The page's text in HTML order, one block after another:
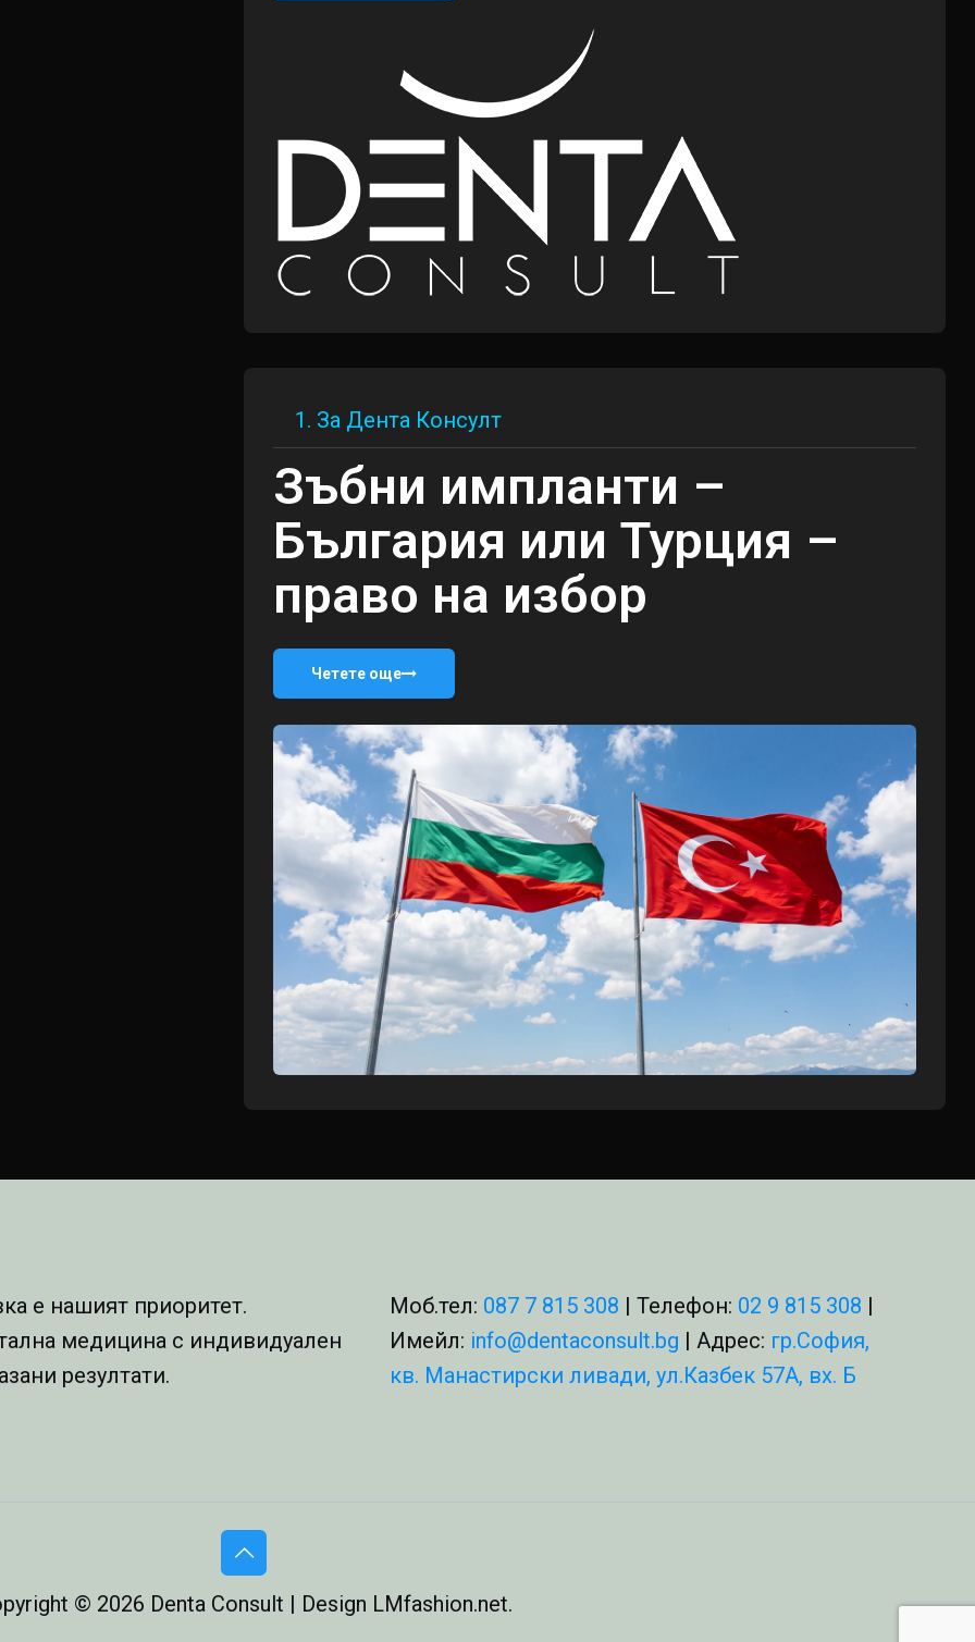
1. За Дента Консулт
Зъбни импланти –
България или Турция –
право на избор
Четете още
е нашият приоритет.
медицина с индивидуален
резултати.
Моб.тел: 087 7 815 308 | Телефон: 02 9 815 308 |
Имейл: info@dentaconsult.bg | Адрес: гр.София,
кв. Манастирски ливади, ул.Казбек 57А, вх. Б
© 2026 Denta Consult | Design LMfashion.net.